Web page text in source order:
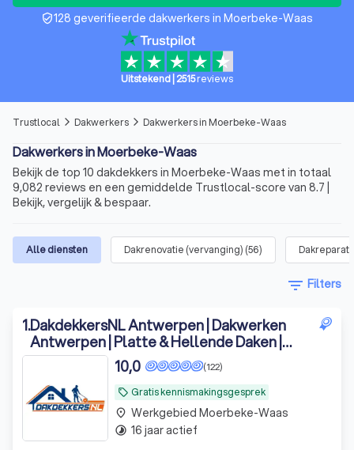
verified_user128 geverifieerde dakwerkers in Moerbeke-Waas
Uitstekend 2515reviews
Trustlocal arrow_forward_ios Dakwerkers arrow_forward_ios Dakwerkers in Moerbeke-Waas
Dakwerkers in Moerbeke-Waas
Bekijk de top 10 dakdekkers in Moerbeke-Waas met in totaal
9,082 reviews en een gemiddelde Trustlocal-score van 8.7 |
Bekijk, vergelijk & bespaar.
Alle diensten Dakrenovatie (vervanging) (56)
filter_list Filters
1.DakdekkersNL Antwerpen | Dakwerken
Antwerpen | Platte & Hellende Daken |
Daklekkage Spoed
local_offer Gratis kennismakingsgesprek
(122)
10,0
place Werkgebied Moerbeke-Waas
timelapse 16 jaar actief